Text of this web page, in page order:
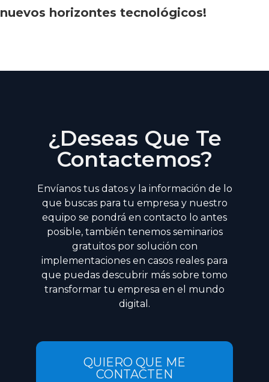
nuevos horizontes tecnológicos!
¿Deseas Que Te
Contactemos?
Envíanos tus datos y la información de lo
que buscas para tu empresa y nuestro
equipo se pondrá en contacto lo antes
posible, también tenemos seminarios
gratuitos por solución con
implementaciones en casos reales para
que puedas descubrir más sobre tomo
transformar tu empresa en el mundo
digital.
QUIERO QUE ME
CONTACTEN